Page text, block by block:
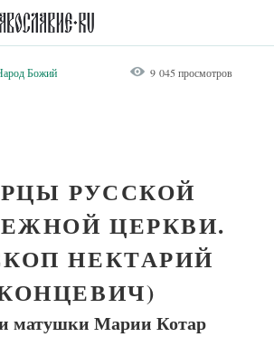
Божий 9 045 просмотров
РУССКОЙ
ЦЕРКВИ.
НЕКТАРИЙ
матушки Марии Котар